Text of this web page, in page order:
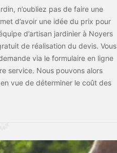
n’oubliez pas de faire une
d’avoir une idée du prix pour
d’artisan jardinier à Noyers
de réalisation du devis. Vous
via le formulaire en ligne
service. Nous pouvons alors
vue de déterminer le coût des